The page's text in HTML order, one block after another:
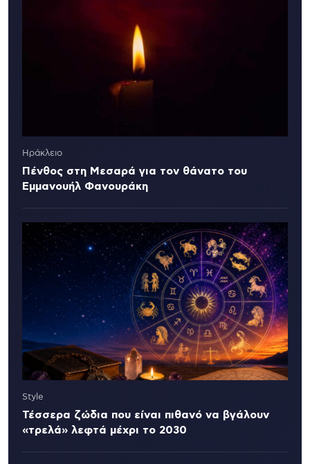
Ηράκλειο
Πένθος στη Μεσαρά για τον θάνατο του
Εμμανουήλ Φανουράκη
Style
Τέσσερα ζώδια που είναι πιθανό να βγάλουν
«τρελά» λεφτά μέχρι το 2030